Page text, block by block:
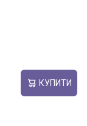
КУПИТИ